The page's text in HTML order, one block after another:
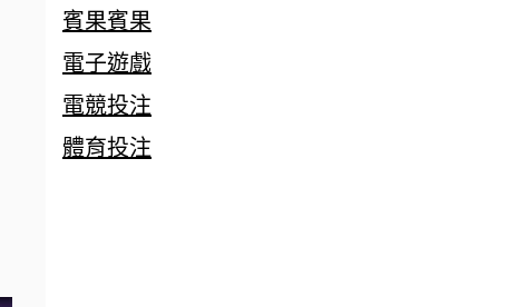
賓果賓果
電子遊戲
電競投注
體育投注